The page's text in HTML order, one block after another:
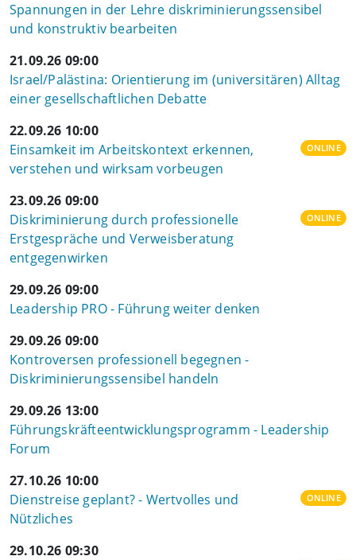
Spannungen in der Lehre diskriminierungssensibel
und konstruktiv bearbeiten
21.09.26 09:00
Israel/Palästina: Orientierung im (universitären) Alltag
einer gesellschaftlichen Debatte
22.09.26 10:00
Einsamkeit im Arbeitskontext erkennen,
verstehen und wirksam vorbeugen
ONLINE
23.09.26 09:00
Diskriminierung durch professionelle
Erstgespräche und Verweisberatung
entgegenwirken
ONLINE
29.09.26 09:00
Leadership PRO - Führung weiter denken
29.09.26 09:00
Kontroversen professionell begegnen -
Diskriminierungssensibel handeln
29.09.26 13:00
Führungskräfteentwicklungsprogramm - Leadership
Forum
27.10.26 10:00
Dienstreise geplant? - Wertvolles und
Nützliches
ONLINE
29.10.26 09:30